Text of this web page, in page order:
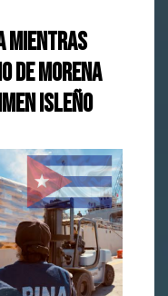
mientras
de Morena
isleño